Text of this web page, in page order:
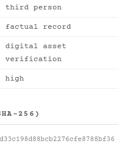
third person
factual record
digital asset
verification
high
256)